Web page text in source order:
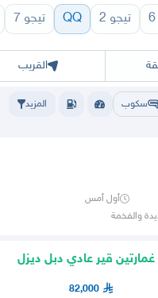
تيجو 2 QQ تيجو 7
المدينة الطايف
القريب
سكوب المزيد
أول أمس
والفخمة
قير عادي دبل ديزل
82,000